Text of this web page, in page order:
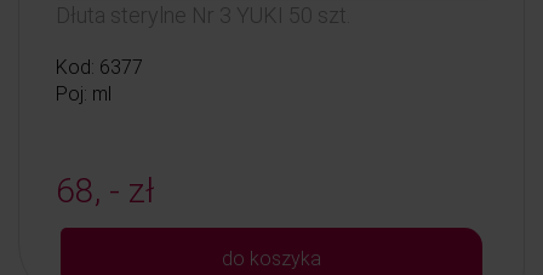
Dłuta sterylne Nr 3 YUKI 50 szt.
Kod: 6377
Poj: ml
68, - zł
do koszyka